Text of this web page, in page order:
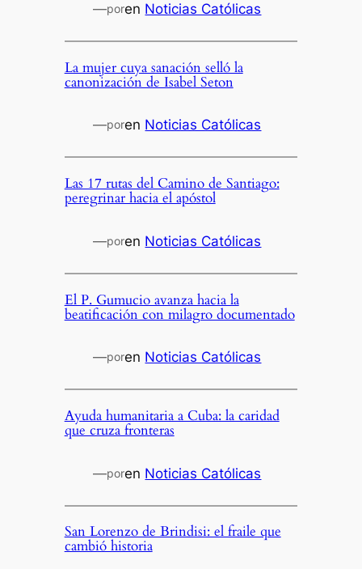
—poren Noticias Católicas
La mujer cuya sanación selló la
canonización de Isabel Seton
—poren Noticias Católicas
Las 17 rutas del Camino de Santiago:
peregrinar hacia el apóstol
—poren Noticias Católicas
El P. Gumucio avanza hacia la
beatificación con milagro documentado
—poren Noticias Católicas
Ayuda humanitaria a Cuba: la caridad
que cruza fronteras
—poren Noticias Católicas
San Lorenzo de Brindisi: el fraile que
cambió historia